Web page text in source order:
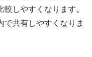
しやすくなります。
で共有しやすくなりま